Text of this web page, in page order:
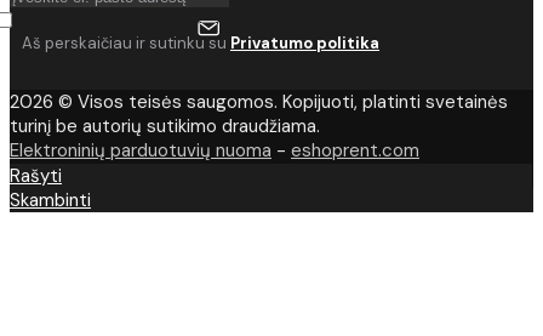
Aš perskaičiau ir sutinku su Privatumo politika
2026 © Visos teisės saugomos. Kopijuoti, platinti svetainės
turinį be autorių sutikimo draudžiama.
Elektroninių parduotuvių nuoma - eshoprent.com
Rašyti
Skambinti